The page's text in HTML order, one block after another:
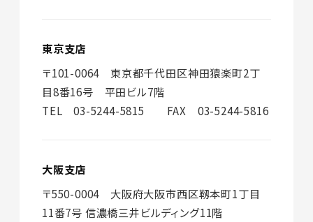
東京支店
〒101-0064 東京都千代田区神田猿楽町2丁
目8番16号 平田ビル7階
TEL 03-5244-5815 FAX 03-5244-5816
大阪支店
〒550-0004 大阪府大阪市西区靱本町1丁目
11番7号 信濃橋三井ビルディング11階